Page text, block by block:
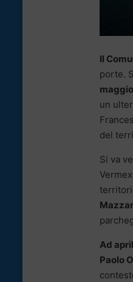
Il
porte.
maggio
un
del
Si va
Ad
Paolo